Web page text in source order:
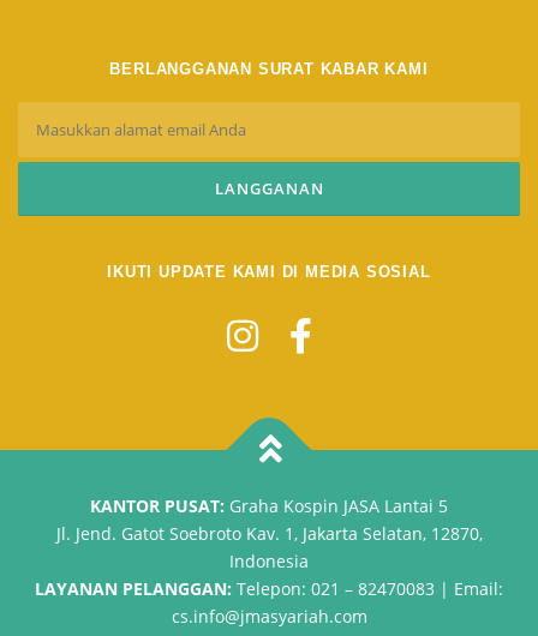
BERLANGGANAN SURAT KABAR KAMI
IKUTI UPDATE KAMI DI MEDIA SOSIAL
KANTOR PUSAT: Graha Kospin JASA Lantai 5
Jl. Jend. Gatot Soebroto Kav. 1, Jakarta Selatan, 12870,
Indonesia
LAYANAN PELANGGAN: Telepon: 021 – 82470083 | Email:
cs.info@jmasyariah.com